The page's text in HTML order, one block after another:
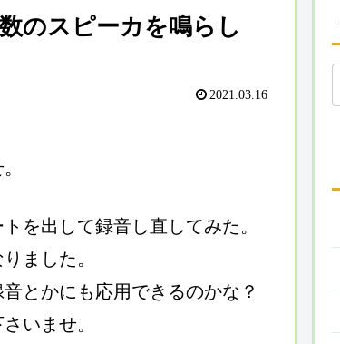
のスピーカを鳴らし
2021.03.16
を出して録音し直してみた。
ました。
とかにも応用できるのかな？
いませ。